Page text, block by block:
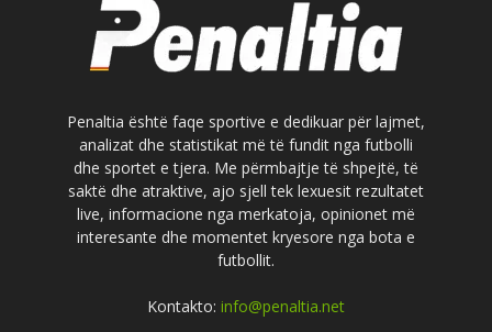
Penaltia është faqe sportive e dedikuar për lajmet,
analizat dhe statistikat më të fundit nga futbolli
dhe sportet e tjera. Me përmbajtje të shpejtë, të
saktë dhe atraktive, ajo sjell tek lexuesit rezultatet
live, informacione nga merkatoja, opinionet më
interesante dhe momentet kryesore nga bota e
futbollit.
Kontakto: info@penaltia.net